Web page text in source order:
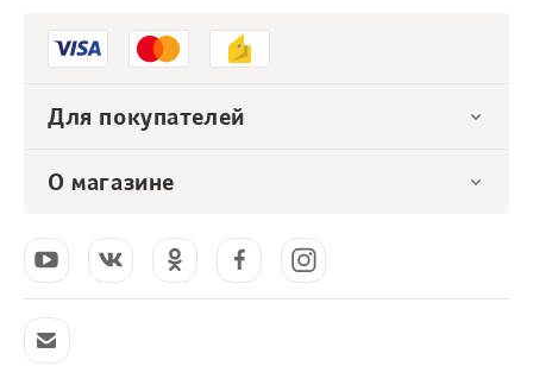
Для покупателей
О магазине